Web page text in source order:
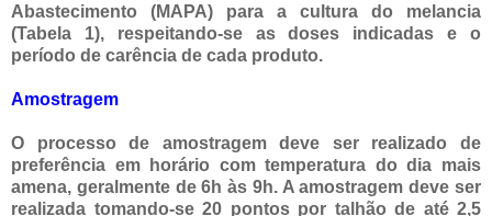
Abastecimento (MAPA) para a cultura do melancia
(Tabela 1), respeitando-se as doses indicadas e o
período de carência de cada produto.
Amostragem
O processo de amostragem deve ser realizado de
preferência em horário com temperatura do dia mais
amena, geralmente de 6h às 9h. A amostragem deve ser
realizada tomando-se 20 pontos por talhão de até 2,5